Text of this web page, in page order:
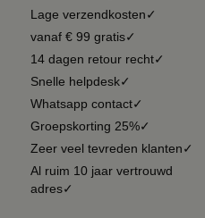
Lage verzendkosten✓
vanaf € 99 gratis✓
14 dagen retour recht✓
Snelle helpdesk✓
Whatsapp contact✓
Groepskorting 25%✓
Zeer veel tevreden klanten✓
Al ruim 10 jaar vertrouwd
adres✓